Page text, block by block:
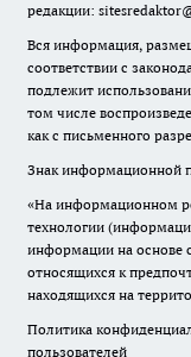
редакции:
Вся информация,
соответствии с
подлежит
том числе
как с письменного
Знак информационной
«На информационном
технологии
информации на основе
относящихся к
находящихся на
Политика
пользователей